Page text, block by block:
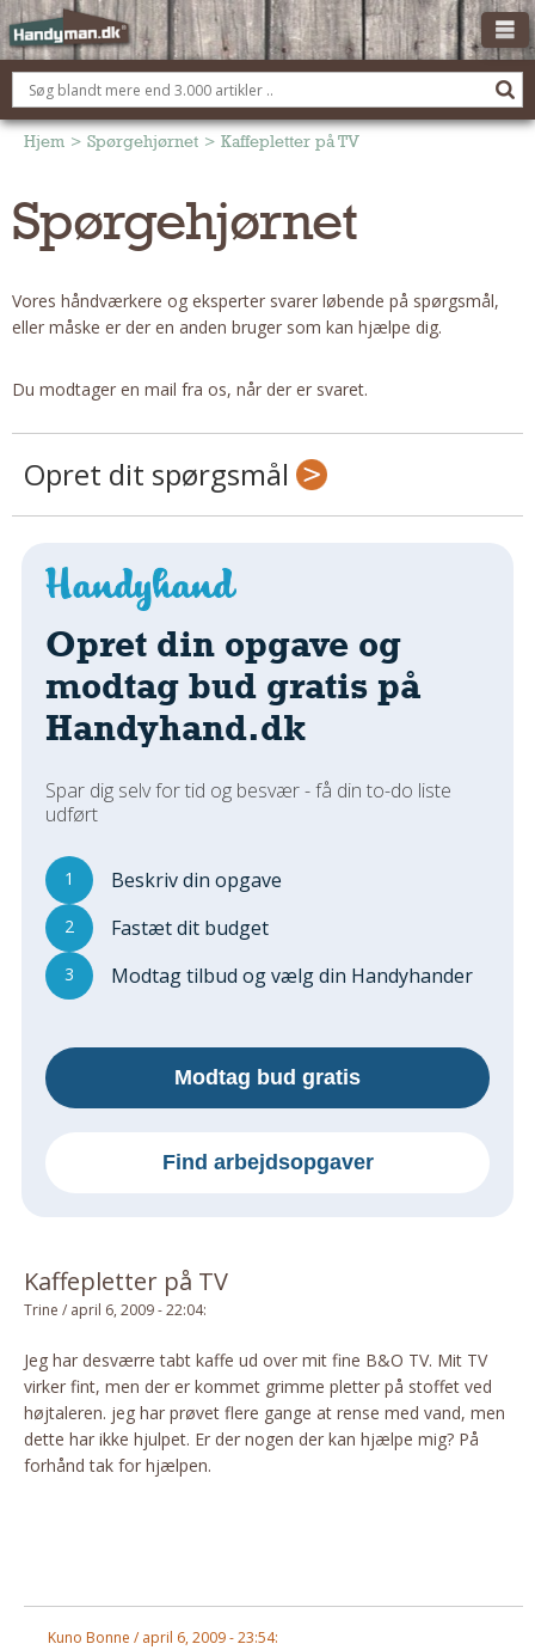
OM HANDYMAN.DK
FÅ 3 TILBUD
BOLIG KØBERÅDGIVNING
Montage Og Nybyg
Reparation Og Vedligehold
Om Materialer
Om Værktøj
Udskiftning Og Montage
Om Materialer
Tips Og Tests
VVS
Montage Og Udskiftning
Reparation Og Vedligehold
Varme Og Energi
Andet
MALER
Indendørs
Udendørs
Kan Det Males?
MURER
Reparationer
Om Materialer
HANDYMAN
Tips Og Tricks
Kemi
Andet
Båd
GARTNER
Andet
Hjem > Spørgehjørnet > Kaffepletter på TV
Spørgehjørnet
Vores håndværkere og eksperter svarer løbende på spørgsmål,
eller måske er der en anden bruger som kan hjælpe dig.
Du modtager en mail fra os, når der er svaret.
Opret dit spørgsmål
Opret din opgave og
modtag bud gratis på
Handyhand.dk
Spar dig selv for tid og besvær - få din to-do liste
udført
1 Beskriv din opgave
2 Fastæt dit budget
3 Modtag tilbud og vælg din Handyhander
Modtag bud gratis
Find arbejdsopgaver
Kaffepletter på TV
Trine / april 6, 2009 - 22:04:
Jeg har desværre tabt kaffe ud over mit fine B&O TV. Mit TV
virker fint, men der er kommet grimme pletter på stoffet ved
højtaleren. jeg har prøvet flere gange at rense med vand, men
dette har ikke hjulpet. Er der nogen der kan hjælpe mig? På
forhånd tak for hjælpen.
Kuno Bonne / april 6, 2009 - 23:54: